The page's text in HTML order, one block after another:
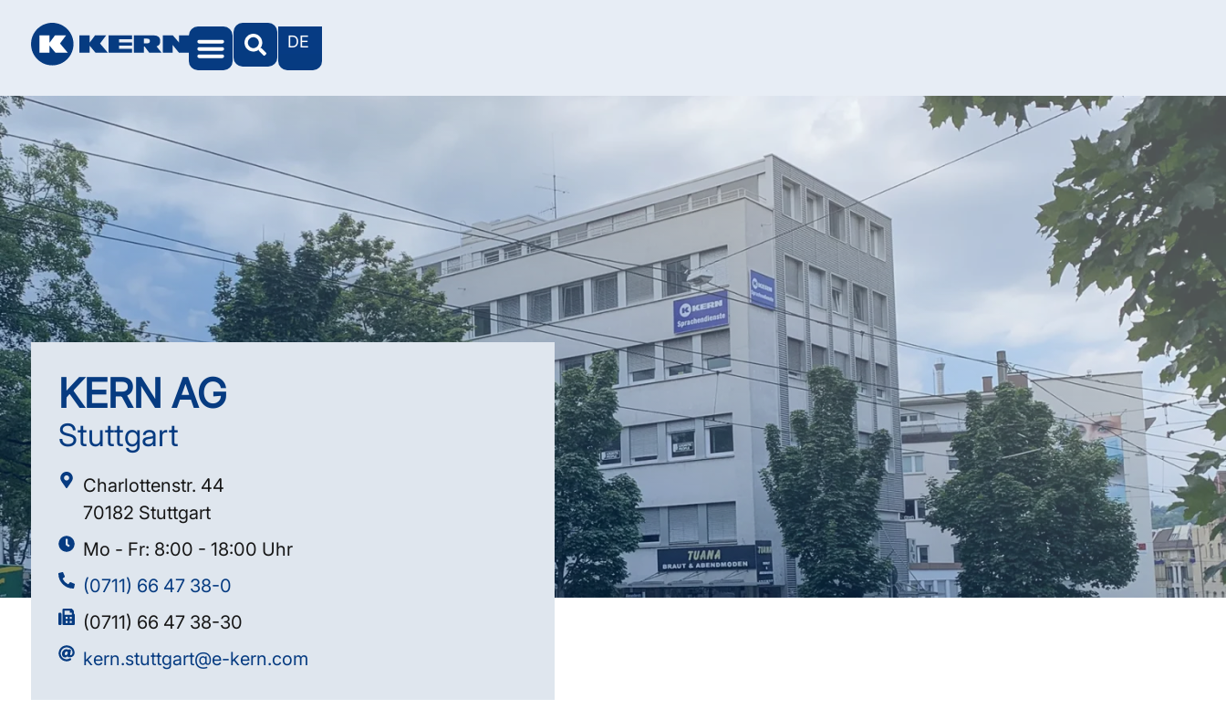
DE
KERN AG
Stuttgart
Charlottenstr. 44
70182 Stuttgart
Mo - Fr: 8:00 - 18:00 Uhr
(0711) 66 47 38-0
(0711) 66 47 38-30
kern.stuttgart@e-kern.com